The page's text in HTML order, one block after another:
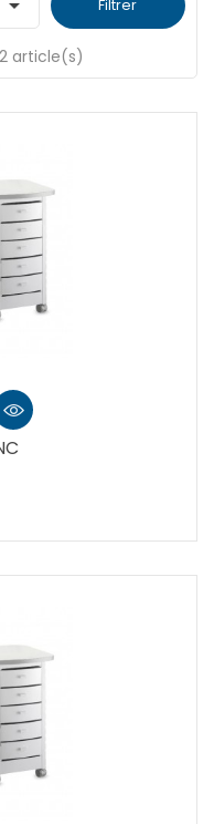
 Filtrer
article(s)